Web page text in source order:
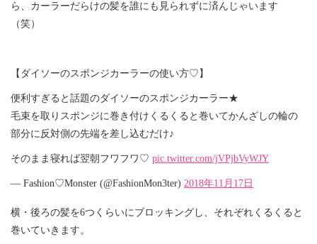
ら、カーラーだらけの髪を誰にも見られずに済んじゃいます
（笑）
【ダイソーのスポンジカーラーの使い方♡】
便利すぎると話題のダイソーのスポンジカーラー★
毛束を取りスポンジに巻き付けくるくると巻いてかんざしの輪の
部分に反対側の先端を差し込むだけ♪
そのまま寝れば翌朝フワフワ♡ pic.twitter.com/jVPjbVyWJY
— Fashion♡Monster (@FashionMon3ter) 2018年11月17日
横・後ろの髪を6つくらいにブロッキングし、それぞれくるくると
巻いていきます。